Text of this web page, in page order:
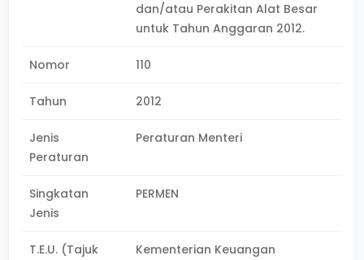
dan/atau Perakitan Alat Besar
untuk Tahun Anggaran 2012.
Nomor 110
Tahun 2012
Jenis
Peraturan
Peraturan Menteri
Singkatan
Jenis
PERMEN
T.E.U. (Tajuk
Kementerian Keuangan